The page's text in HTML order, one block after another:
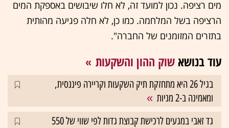
מים רציפה. נכון למועד זה, לא חלו שיבושים באספקת המים
הרציפה בשל המלחמה. כמו כן, לא חלה פגיעה מהותית
בתזרים המזומנים של החברה".
עוד בנושא שוק ההון והשקעות
בגיל 26 היא מתחזקת תיק השקעות וקריירה פיננסית,
ומאמינה ב-2 מניות
גד זאבי במגעים לרכישת קבוצת גדות לפי שווי של 550